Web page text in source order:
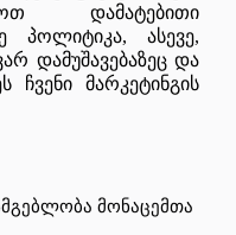
დამატებითი
პოლიტიკა, ასევე,
დამუშავებაზეც და
ჩვენი მარკეტინგის
მონაცემთა